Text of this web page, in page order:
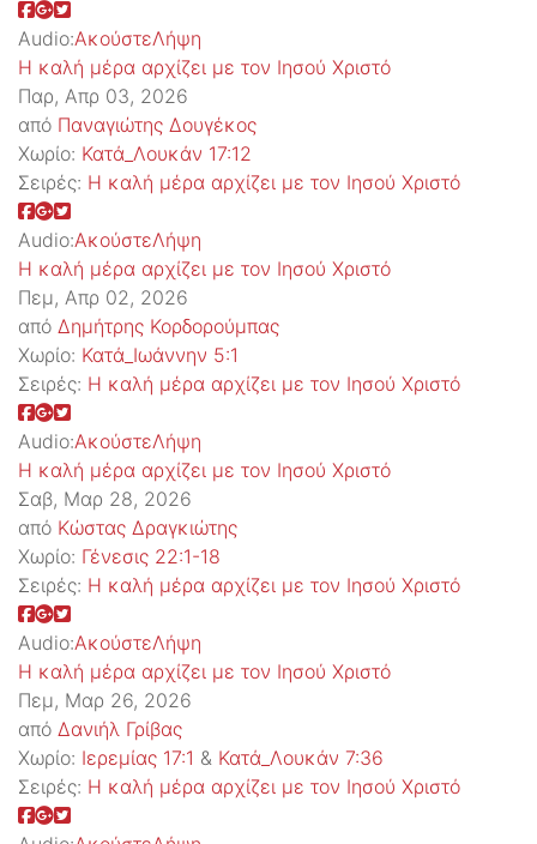
Audio:ΑκούστεΛήψη
Η καλή μέρα αρχίζει με τον Ιησού Χριστό
Παρ, Απρ 03, 2026
από Παναγιώτης Δουγέκος
Χωρίο: Κατά_Λουκάν 17:12
Σειρές: Η καλή μέρα αρχίζει με τον Ιησού Χριστό
Audio:ΑκούστεΛήψη
Η καλή μέρα αρχίζει με τον Ιησού Χριστό
Πεμ, Απρ 02, 2026
από Δημήτρης Κορδορούμπας
Χωρίο: Κατά_Ιωάννην 5:1
Σειρές: Η καλή μέρα αρχίζει με τον Ιησού Χριστό
Audio:ΑκούστεΛήψη
Η καλή μέρα αρχίζει με τον Ιησού Χριστό
Σαβ, Μαρ 28, 2026
από Κώστας Δραγκιώτης
Χωρίο: Γένεσις 22:1-18
Σειρές: Η καλή μέρα αρχίζει με τον Ιησού Χριστό
Audio:ΑκούστεΛήψη
Η καλή μέρα αρχίζει με τον Ιησού Χριστό
Πεμ, Μαρ 26, 2026
από Δανιήλ Γρίβας
Χωρίο: Ιερεμίας 17:1 & Κατά_Λουκάν 7:36
Σειρές: Η καλή μέρα αρχίζει με τον Ιησού Χριστό